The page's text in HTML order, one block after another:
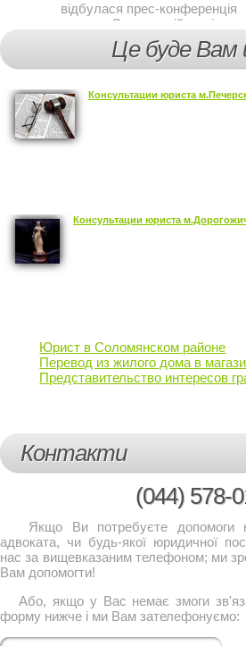
відбулася прес-конференція
на тему Стан аварійності за
участю, з вини дітей і
пішоходів.Це буде Вам
Консультации юриста
Консультации юриста
Юрист в Соломянском районе
Перевод из жилого дома в
Представительство интересов
Контакти
(044) 578-
Якщо Ви потребуєте допомоги
адвоката, чи будь-якої юридичної
нас за вищевказаним телефоном; ми
Вам допомогти!
Або, якщо у Вас немає змоги
форму нижче і ми Вам зателефонуємо: